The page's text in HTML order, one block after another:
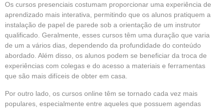
Os cursos presenciais costumam proporcionar uma experiência de
aprendizado mais interativa, permitindo que os alunos pratiquem a
instalação de papel de parede sob a orientação de um instrutor
qualificado. Geralmente, esses cursos têm uma duração que varia
de um a vários dias, dependendo da profundidade do conteúdo
abordado. Além disso, os alunos podem se beneficiar da troca de
experiências com colegas e do acesso a materiais e ferramentas
que são mais difíceis de obter em casa.
Por outro lado, os cursos online têm se tornado cada vez mais
populares, especialmente entre aqueles que possuem agendas